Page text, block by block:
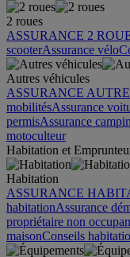
2 roues
ASSURANCE 2
scooterAssurance vélo
Autres véhicules
ASSURANCE
mobilitésAssurance
permisAssurance
motoculteur
Habitation et
Habitation
ASSURANCE
habitationAssurance
propriétaire non
maisonConseils